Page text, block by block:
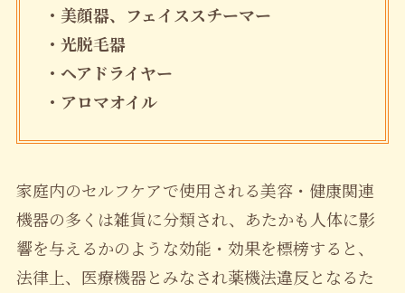
・美顔器、フェイススチーマー
・光脱毛器
・ヘアドライヤー
・アロマオイル
家庭内のセルフケアで使用される美容・健康関連
機器の多くは雑貨に分類され、あたかも人体に影
響を与えるかのような効能・効果を標榜すると、
法律上、医療機器とみなされ薬機法違反となるた